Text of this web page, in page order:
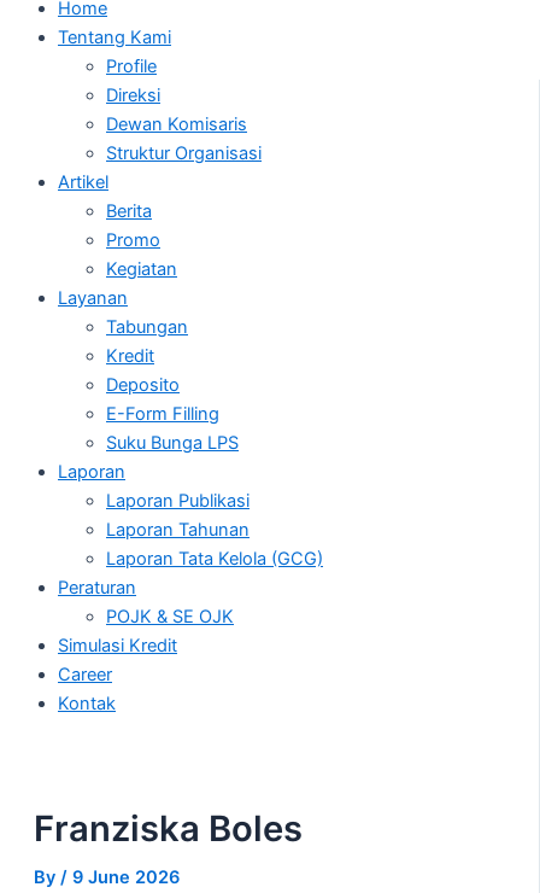
Home
Tentang Kami
Profile
Direksi
Dewan Komisaris
Struktur Organisasi
Artikel
Berita
Promo
Kegiatan
Layanan
Tabungan
Kredit
Deposito
E-Form Filling
Suku Bunga LPS
Laporan
Laporan Publikasi
Laporan Tahunan
Laporan Tata Kelola (GCG)
Peraturan
POJK & SE OJK
Simulasi Kredit
Career
Kontak
Franziska Boles
By / 9 June 2026